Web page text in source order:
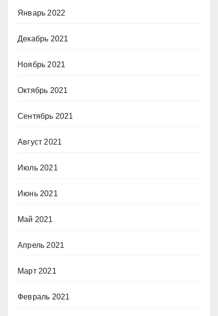
Январь 2022
Декабрь 2021
Ноябрь 2021
Октябрь 2021
Сентябрь 2021
Август 2021
Июль 2021
Июнь 2021
Май 2021
Апрель 2021
Март 2021
Февраль 2021